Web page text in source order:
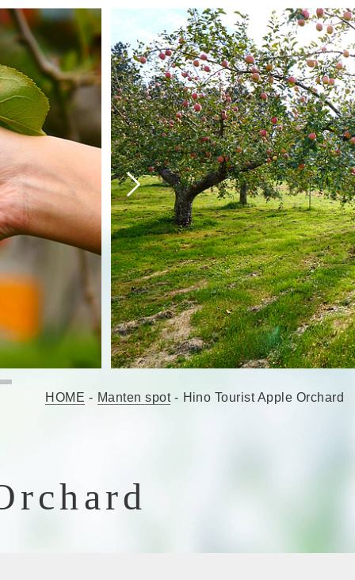
HOME - Manten spot - Hino Tourist Apple Orchard